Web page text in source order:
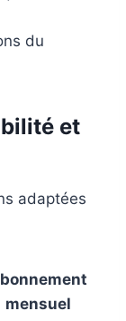
du
et
adaptées
mensuel